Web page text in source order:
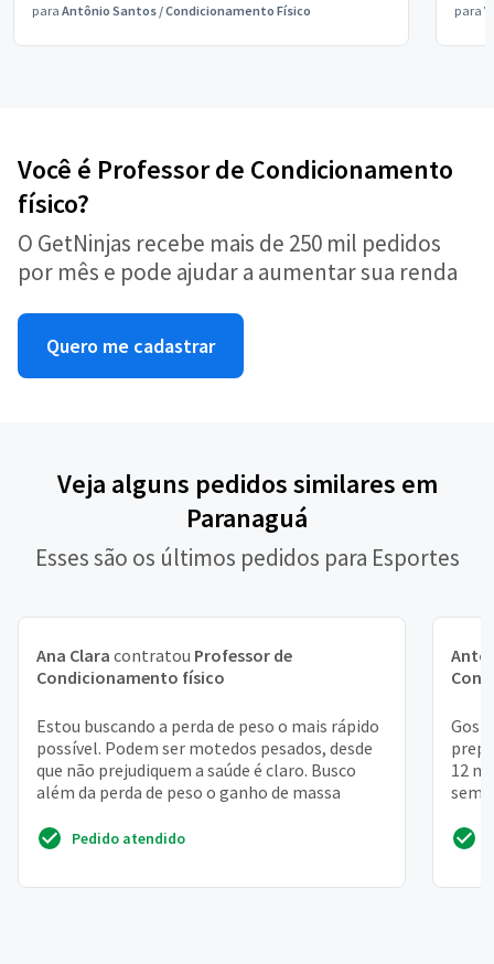
para Antônio Santos /Condicionamento Físico para
Você é Professor de Condicionamento
físico?
O GetNinjas recebe mais de 250 mil pedidos
por mês e pode ajudar a aumentar sua renda
Quero me cadastrar
Veja alguns pedidos similares em
Paranaguá
Esses são os últimos pedidos para Esportes
Ana Clara contratou Professor de
Condicionamento físico
Estou buscando a perda de peso o mais rápido
possível. Podem ser motedos pesados, desde
que não prejudiquem a saúde é claro. Busco
além da perda de peso o ganho de massa
Pedido atendido
12
sem